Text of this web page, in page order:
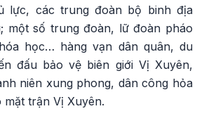
lực, các trung đoàn bộ binh địa
một số trung đoàn, lữ đoàn pháo
học… hàng vạn dân quân, du
đấu bảo vệ biên giới Vị Xuyên,
niên xung phong, dân công hỏa
trận Vị Xuyên.